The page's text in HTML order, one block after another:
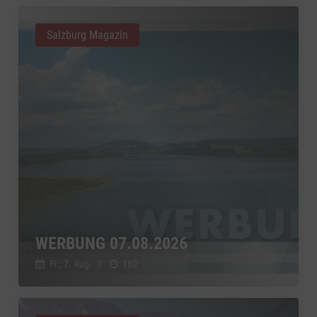
WERBUNG 07.08.2026
Salzburg Magazin